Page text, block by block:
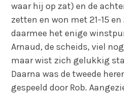
waar hij op zat) en de
zetten en won met 21-15 en
daarmee het enige
Arnaud, de scheids, viel
maar wist zich gelukkig
Daarna was de tweede
gespeeld door Rob.